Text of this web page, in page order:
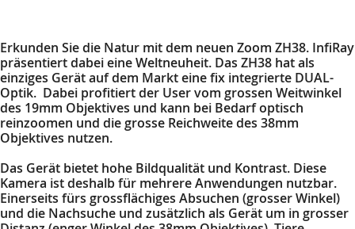
Erkunden Sie die Natur mit dem neuen Zoom ZH38. InfiRay
präsentiert dabei eine Weltneuheit. Das ZH38 hat als
einziges Gerät auf dem Markt eine fix integrierte DUAL-
Optik. Dabei profitiert der User vom grossen Weitwinkel
des 19mm Objektives und kann bei Bedarf optisch
reinzoomen und die grosse Reichweite des 38mm
Objektives nutzen.
Das Gerät bietet hohe Bildqualität und Kontrast. Diese
Kamera ist deshalb für mehrere Anwendungen nutzbar.
Einerseits fürs grossflächiges Absuchen (grosser Winkel)
und die Nachsuche und zusätzlich als Gerät um in grosser